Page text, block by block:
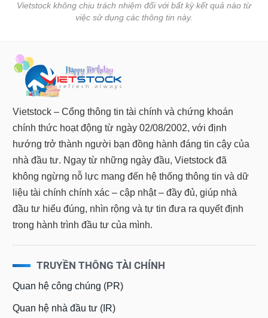
Vietstock không chịu trách nhiệm đối với bất kỳ kết quả nào từ
việc sử dụng các thông tin này.
Vietstock – Cổng thông tin tài chính và chứng khoán
chính thức hoạt động từ ngày 02/08/2002, với định
hướng trở thành người bạn đồng hành đáng tin cậy của
nhà đầu tư. Ngay từ những ngày đầu, Vietstock đã
không ngừng nỗ lực mang đến hệ thống thông tin và dữ
liệu tài chính chính xác – cập nhật – đầy đủ, giúp nhà
đầu tư hiểu đúng, nhìn rộng và tự tin đưa ra quyết định
trong hành trình đầu tư của mình.
TRUYỀN THÔNG TÀI CHÍNH
Quan hệ công chúng (PR)
Quan hệ nhà đầu tư (IR)